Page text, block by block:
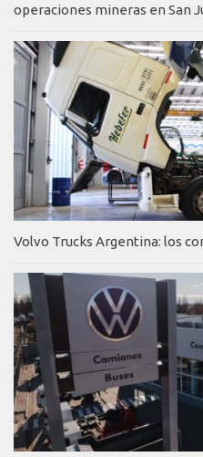
operaciones mineras en San
Volvo Trucks Argentina: los